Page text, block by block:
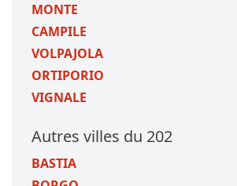
MONTE
CAMPILE
VOLPAJOLA
ORTIPORIO
VIGNALE
Autres villes du 202
BASTIA